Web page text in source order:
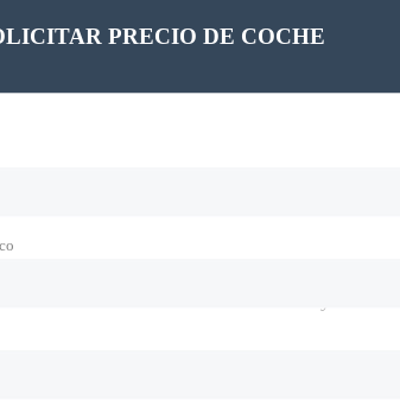
Prueba a suscribirte a nuestro boletín y
PRECIO DE COCHE